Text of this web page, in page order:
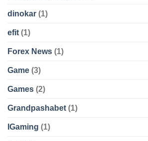
dinokar (1)
efit (1)
Forex News (1)
Game (3)
Games (2)
Grandpashabet (1)
IGaming (1)